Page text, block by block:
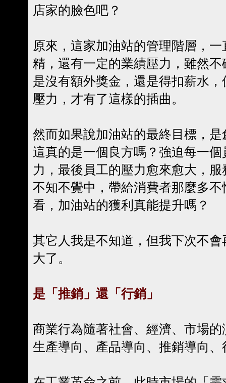
店家的臉色吧？
原來，這家加油站的管理階層，
精，還有一定的業績壓力，雖然
是沒有額外獎金，還是得扣薪水
壓力，才有了這樣的插曲。
然而如果說加油站的最終目標，
這真的是一個良方嗎？強迫每一
力，最後員工的壓力愈來愈大，
不知不覺中，帶給消費者那麼多
看，加油站的獲利真能提升嗎？
其它人我是不知道，但我下次不
大了。
是「推銷」還「行銷」
商業行為隨著社會、經濟、市場
生產導向、產品導向、推銷導向、